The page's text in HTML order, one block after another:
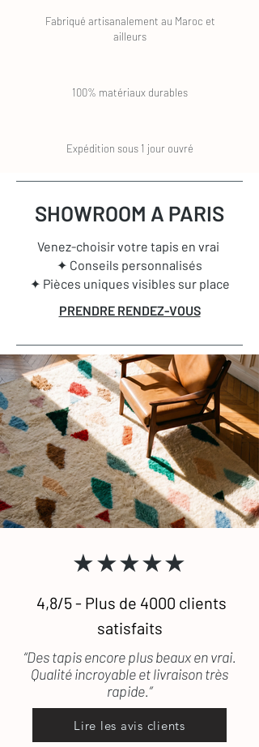
Fabriqué artisanalement au Maroc et
ailleurs
100% matériaux durables
Expédition sous 1 jour ouvré
SHOWROOM A PARIS
Venez-choisir votre tapis en vrai
✦ Conseils personnalisés
✦ Pièces uniques visibles sur place
PRENDRE RENDEZ-VOUS
★★★★★
4,8/5 - Plus de 4000 clients
satisfaits
“Des tapis encore plus beaux en vrai.
Qualité incroyable et livraison très
rapide.”
Lire les avis clients